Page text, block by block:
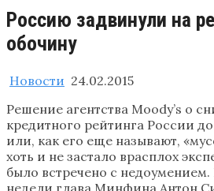
Россию задвинули на
обочину
Новости 24.02.2015
Решение агентства Moody’s о
кредитного рейтинга России
или, как его еще называют,
хоть и не застало врасплох
было встречено с
недели глава Минфина Антон